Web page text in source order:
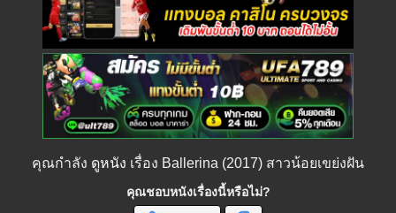
คุณกำลัง ดูหนัง เรื่อง Ballerina (2017) สาวน้อยเขย่งฝัน
คุณชอบหนังเรื่องนี้หรือไม่?